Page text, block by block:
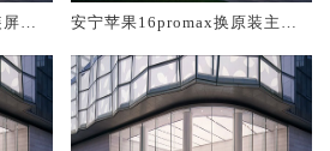
幕
安宁苹果16promax换原装主板